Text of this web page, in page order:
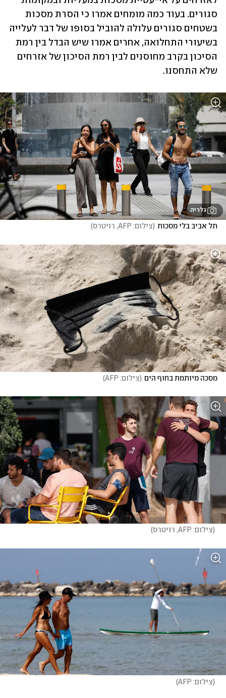
שלא התחסנו.
גלריה
תל אביב בלי מסכות (צילום: AFP, רויטרס )
מסכה מיותמת בחוף הים (צילום: AFP )
(צילום: AFP, רויטרס )
(צילום: AFP )